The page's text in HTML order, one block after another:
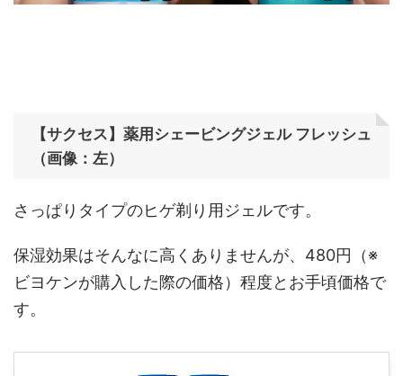
【サクセス】薬用シェービングジェル フレッシュ
（画像：左）
さっぱりタイプのヒゲ剃り用ジェルです。
保湿効果はそんなに高くありませんが、480円（※
ビヨケンが購入した際の価格）程度とお手頃価格で
す。